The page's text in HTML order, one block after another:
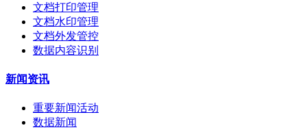
文档打印管理
文档水印管理
文档外发管控
数据内容识别
新闻资讯
重要新闻活动
数据新闻